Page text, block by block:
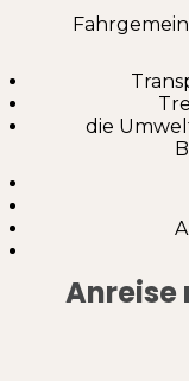
die
Anreise